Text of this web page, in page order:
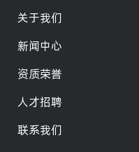
关于我们
新闻中心
资质荣誉
人才招聘
联系我们